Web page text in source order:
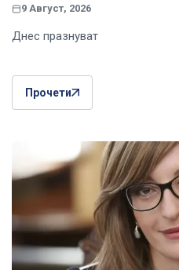
9 Август, 2026
Днес празнуват
Прочети